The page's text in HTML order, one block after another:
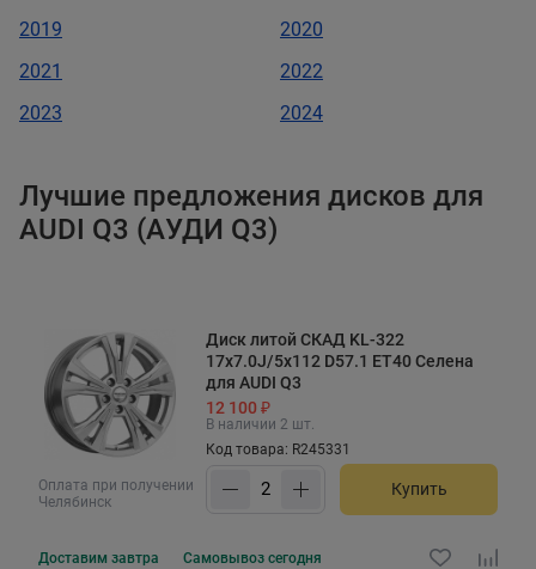
2019
2020
2021
2022
2023
2024
Лучшие предложения дисков для
AUDI Q3 (АУДИ Q3)
Оплата при получении
Челябинск
Диск литой СКАД KL-322
17x7.0J/5x112 D57.1 ET40 Селена
для AUDI Q3
12 100 ₽
В наличии 2 шт.
Код товара: R245331
Купить
Доставим завтра Самовывоз сегодня